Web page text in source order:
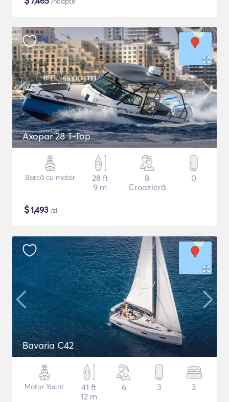
Axopar 28 T-Top
Barcă cu motor
28 ft
9 m
8
Croazieră
0
$1,493 /zi
Bavaria C42
Motor Yacht
41 ft
12 m
6 3 3